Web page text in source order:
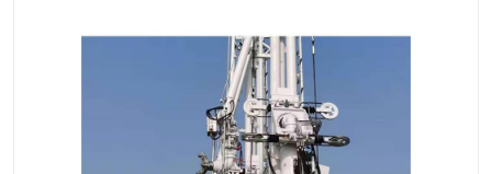
LNG鹤管 活动梯
卸车鹤管
输油臂